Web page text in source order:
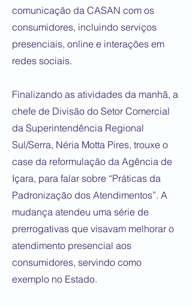
comunicação da CASAN com os
consumidores, incluindo serviços
presenciais, online e interações em
redes sociais.
Finalizando as atividades da manhã, a
chefe de Divisão do Setor Comercial
da Superintendência Regional
Sul/Serra, Néria Motta Pires, trouxe o
case da reformulação da Agência de
Içara, para falar sobre “Práticas da
Padronização dos Atendimentos”. A
mudança atendeu uma série de
prerrogativas que visavam melhorar o
atendimento presencial aos
consumidores, servindo como
exemplo no Estado.